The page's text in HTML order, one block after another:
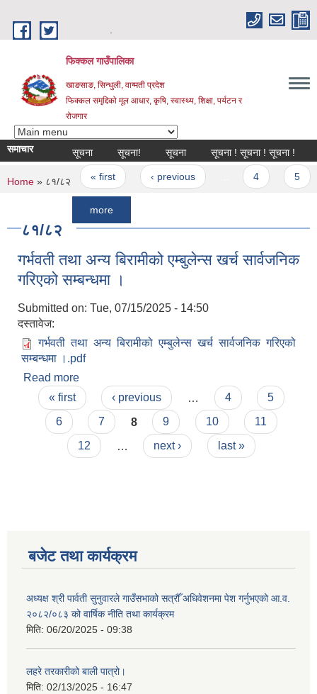
फिक्कल गाउँपालिका
खाङसाङ, सिन्धुली, वाग्मती प्रदेश
फिक्कल समृद्दिको मूल आधार, कृषि, स्वास्थ्य, शिक्षा, पर्यटन र
रोजगार
समाचार सूचना! सूचना ! सूचना ! सूचना !
Pages
« first ‹ previous
more
You are here
Home » ८१/८२
८१/८२
गर्भवती तथा अन्य बिरामीको एम्बुलेन्स खर्च सार्वजनिक
गरिएको सम्बन्धमा ।
Submitted on: Tue, 07/15/2025 - 14:50
दस्तावेज:
गर्भवती तथा अन्य बिरामीको एम्बुलेन्स खर्च सार्वजनिक गरिएको
सम्बन्धमा ।.pdf
Read more
गरिएको सम्बन्धमा ।
Pages
« first ‹ previous 4
5
6
7 8 9 10
11
12
next › last »
बजेट तथा कार्यक्रम
अध्यक्ष श्री पार्वती सुनुवारले गाउँसभाको सत्रौँ अधिवेशनमा पेश गर्नुभएको आ.व.
२०८२/०८३ को वार्षिक नीति तथा कार्यक्रम
मिति: 06/20/2025 - 09:38
लहरे तरकारीको बाली पात्रो।
मिति: 02/13/2025 - 16:47